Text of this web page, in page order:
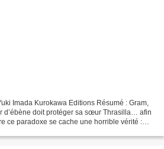
Imada Kurokawa Editions Résumé : Gram,
d’ébène doit protéger sa sœur Thrasilla… afin
ce paradoxe se cache une horrible vérité :